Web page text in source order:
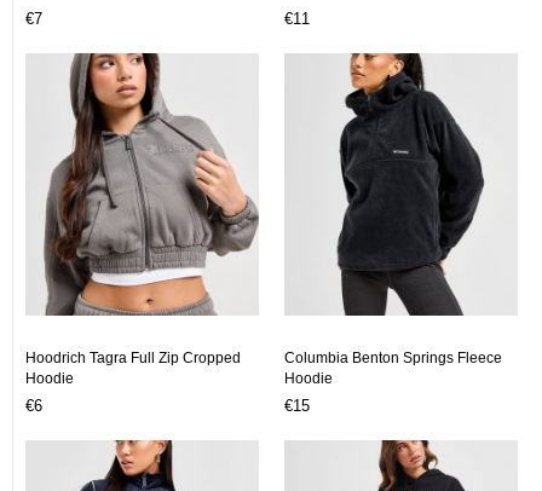
€7 €11
Hoodrich Tagra Full Zip Cropped
Hoodie
€6
Columbia Benton Springs Fleece
Hoodie
€15